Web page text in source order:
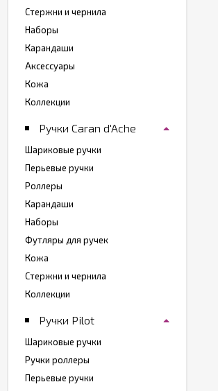
Стержни и чернила
Наборы
Карандаши
Аксессуары
Кожа
Коллекции
Ручки Caran d'Ache
Шариковые ручки
Перьевые ручки
Роллеры
Карандаши
Наборы
Футляры для ручек
Кожа
Стержни и чернила
Коллекции
Ручки Pilot
Шариковые ручки
Ручки роллеры
Перьевые ручки